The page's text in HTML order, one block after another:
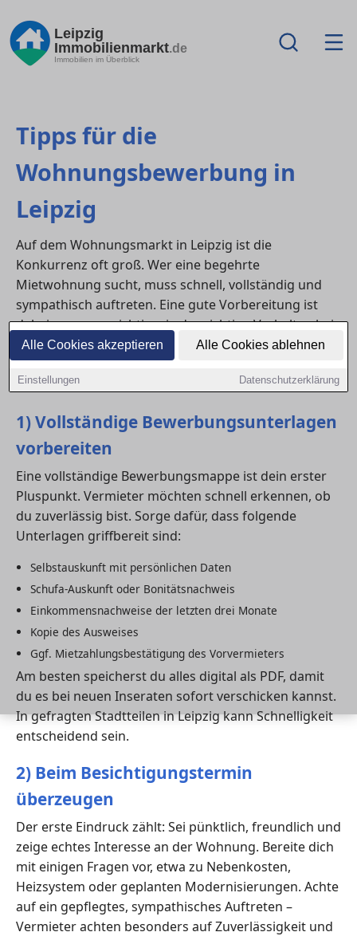
Alle Cookies akzeptieren Alle Cookies ablehnen
Einstellungen Datenschutzerklärung
Leipzig
Immobilienmarkt.de
Immobilien im Überblick
Tipps für die
Wohnungsbewerbung in
Leipzig
Auf dem Wohnungsmarkt in Leipzig ist die
Konkurrenz oft groß. Wer eine begehrte
Mietwohnung sucht, muss schnell, vollständig und
sympathisch auftreten. Eine gute Vorbereitung ist
dabei genauso wichtig wie das richtige Verhalten bei
der Besichtigung. Hier erfährst du, wie du deine
Chancen auf deine Wunschwohnung deutlich
erhöhst.
1) Vollständige Bewerbungsunterlagen
vorbereiten
Eine vollständige Bewerbungsmappe ist dein erster
Pluspunkt. Vermieter möchten schnell erkennen, ob
du zuverlässig bist. Sorge dafür, dass folgende
Unterlagen griffbereit sind:
Selbstauskunft mit persönlichen Daten
Schufa-Auskunft oder Bonitätsnachweis
Einkommensnachweise der letzten drei Monate
Kopie des Ausweises
Ggf. Mietzahlungsbestätigung des Vorvermieters
Am besten speicherst du alles digital als PDF, damit
du es bei neuen Inseraten sofort verschicken kannst.
In gefragten Stadtteilen in Leipzig kann Schnelligkeit
entscheidend sein.
2) Beim Besichtigungstermin
überzeugen
Der erste Eindruck zählt: Sei pünktlich, freundlich und
zeige echtes Interesse an der Wohnung. Bereite dich
mit einigen Fragen vor, etwa zu Nebenkosten,
Heizsystem oder geplanten Modernisierungen. Achte
auf ein gepflegtes, sympathisches Auftreten –
Vermieter achten besonders auf Zuverlässigkeit und